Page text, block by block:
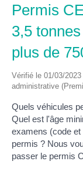
Permis
3,5
plus de
Vérifié le 01/03/
administrative
Quels véhicules
Quel est l'âge
examens (code et
permis ? Nous
passer le permis